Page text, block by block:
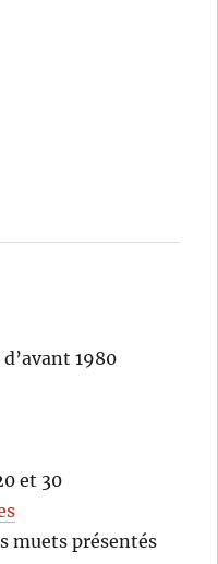
1980
et 30
muets présentés